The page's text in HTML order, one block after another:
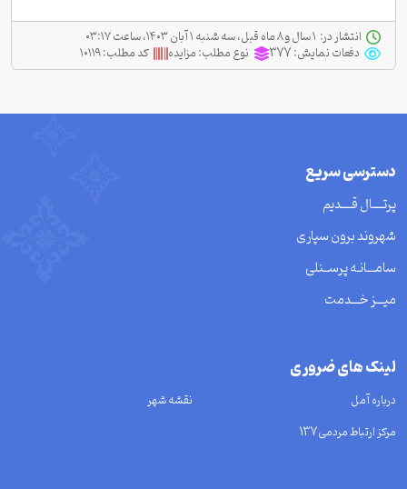
انتشار در:
دفعات نمایش:377 نوع مطلب:مزایده کد مطلب:۱۰۱۱۹
دسترسی سریع
پرتــــال قــــدیم
شهروند برون سپاری
سامـــانـه پرســنلی
میـــز خـــدمت
لینک های ضروری
درباره آمل
نقشه شهر
مرکز ارتباط مردمی137